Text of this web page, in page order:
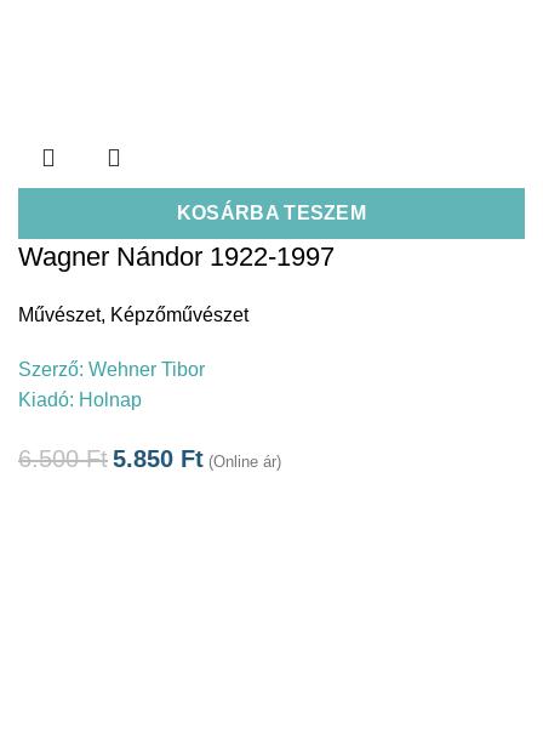
KOSÁRBA TESZEM
Wagner Nándor 1922-1997
Művészet, Képzőművészet
Szerző: Wehner Tibor
Kiadó: Holnap
6.500Ft5.850 Ft (Online ár)